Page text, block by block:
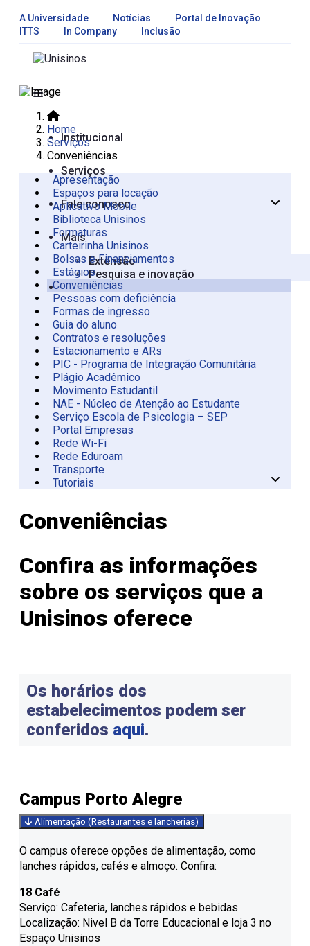
A Universidade Notícias
Portal de Inovação
ITTS
In Company Inclusão
Institucional
Serviços
Fale conosco
Mais
Extensão
Pesquisa e inovação
Home
Serviços
Conveniências
Apresentação
Espaços para locação
Apresentação
São Leopoldo
Aplicativo Mobile
Biblioteca Unisinos
Formaturas
Carteirinha Unisinos
Bolsas e Financiamentos
Estágios
Conveniências
Pessoas com deficiência
Formas de ingresso
Guia do aluno
Contratos e resoluções
Estacionamento e ARs
PIC - Programa de Integração Comunitária
Plágio Acadêmico
Movimento Estudantil
NAE - Núcleo de Atenção ao Estudante
Serviço Escola de Psicologia – SEP
Portal Empresas
Rede Wi-Fi
Rede Eduroam
Transporte
Circular Unisinos
Tutoriais
Conveniências
Confira as informações
sobre os serviços que a
Unisinos oferece
Os horários dos
estabelecimentos podem ser
conferidos aqui.
Campus Porto Alegre
Alimentação (Restaurantes e lancherias)
O campus oferece opções de alimentação, como
lanches rápidos, cafés e almoço. Confira:
18 Café
Serviço: Cafeteria, lanches rápidos e bebidas
Localização: Nivel B da Torre Educacional e loja 3 no
Espaço Unisinos